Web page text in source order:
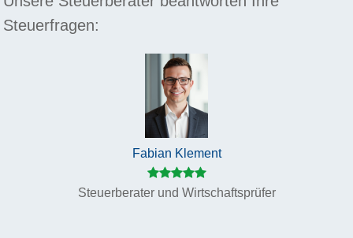
Steuerfragen:
Fabian Klement
Steuerberater und Wirtschaftsprüfer